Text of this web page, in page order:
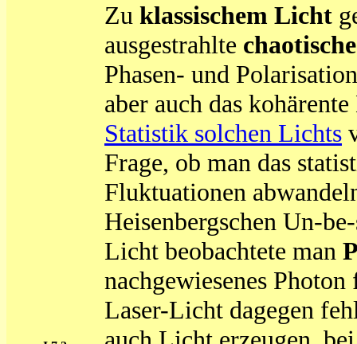
Zu klassischem Licht
ausgestrahlte
Phasen- und
aber auch das
Statistik solchen Lichts
Frage, ob man das
Fluktuationen
Heisenbergschen Un-
Licht beobachtete man
nachgewiesenes
Laser-Licht dagegen